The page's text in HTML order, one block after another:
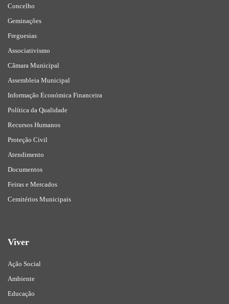
Concelho
Geminações
Freguesias
Associativismo
Câmara Municipal
Assembleia Municipal
Informação Económica Financeira
Política da Qualidade
Recursos Humanos
Proteção Civil
Atendimento
Documentos
Feiras e Mercados
Cemitérios Municipais
Viver
Ação Social
Ambiente
Educação